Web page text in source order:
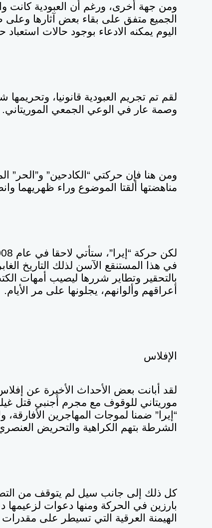
ومن جهة أخرى، ورغم أن العبودية كانت
الجميع متفق على بقاء بعض آثارها
اليوم يمكنه الادعاء بوجود حالات
لقم تم تجريم العبودية قانونيا،
وصمة عار في الوعي الجمعي الموريتاني.
ومن هنا فإن حركتي “الكادحين” و”الحر”
مناهضتها ألقتا الموضوع وراء ظهريهما
في هذا المستنقع الآسن لذلك التاريخ
بالتحقير وتطاير شررها ليصيب أمهات
أعراقهم وألوانهم، يجلونها على مر الأيام.
الإفلاس
لقد أبانت بعض الأحداث الأخيرة عن
موريتاني للوقوف مع مجرم أجنبي قتل
“إيرا” ضمنا لموجات المهاجرين
الشرطة بتهم الكراهية والتحريض
كل ذلك إلى جانب سيل لم يتوقف من
بارزين في الحركة ومنها دعوات
الهيمنة العرقية التي تسيطر على مقدرات